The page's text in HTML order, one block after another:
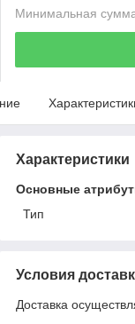
Минимальная
Характеристики
Основные
Тип
Условия
Доставка